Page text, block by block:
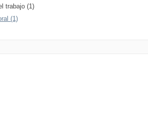
trabajo (1)
(1)